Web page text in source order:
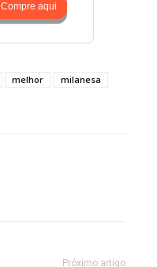
Compre aqui
melhor
milanesa
Próximo artigo